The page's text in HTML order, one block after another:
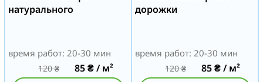
натурального
время работ: 20-30 мин
120₴ 85₴/ м²
дорожки
время работ: 20-30 мин
120₴ 85₴/ м²